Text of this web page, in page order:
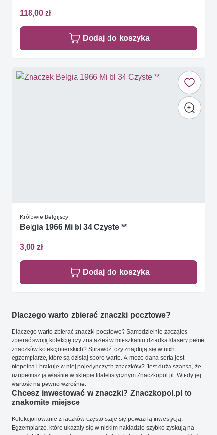
118,00 zł
Dodaj do koszyka
Królowie Belgijscy
Belgia 1966 Mi bl 34 Czyste **
3,00 zł
Dodaj do koszyka
Dlaczego warto zbierać znaczki pocztowe?
Dlaczego warto zbierać znaczki pocztowe? Samodzielnie zacząłeś
zbierać swoją kolekcję czy znalazłeś w mieszkaniu dziadka klasery pełne
znaczków kolekcjonerskich? Sprawdź, czy znajdują się w nich
egzemplarze, które są dzisiaj sporo warte. A może dana seria jest
niepełna i brakuje w niej pojedynczych znaczków? Jest duża szansa, że
uzupełnisz ją właśnie w sklepie filatelistycznym Znaczkopol.pl. Wtedy jej
wartość na pewno wzrośnie.
Chcesz inwestować w znaczki? Znaczkopol.pl to
znakomite miejsce
Kolekcjonowanie znaczków często staje się poważną inwestycją.
Egzemplarze, które ukazały się w niskim nakładzie szybko zyskują na